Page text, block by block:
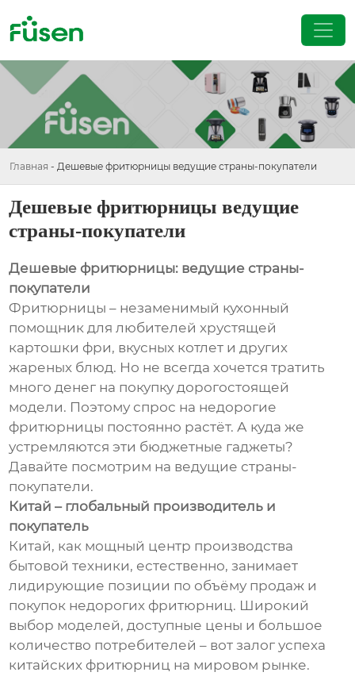
Главная - Дешевые фритюрницы ведущие страны-покупатели
Дешевые фритюрницы ведущие
страны-покупатели
Дешевые фритюрницы: ведущие страны-
покупатели
Фритюрницы – незаменимый кухонный
помощник для любителей хрустящей
картошки фри, вкусных котлет и других
жареных блюд. Но не всегда хочется тратить
много денег на покупку дорогостоящей
модели. Поэтому спрос на недорогие
фритюрницы постоянно растёт. А куда же
устремляются эти бюджетные гаджеты?
Давайте посмотрим на ведущие страны-
покупатели.
Китай – глобальный производитель и
покупатель
Китай, как мощный центр производства
бытовой техники, естественно, занимает
лидирующие позиции по объёму продаж и
покупок недорогих фритюрниц. Широкий
выбор моделей, доступные цены и большое
количество потребителей – вот залог успеха
китайских фритюрниц на мировом рынке.